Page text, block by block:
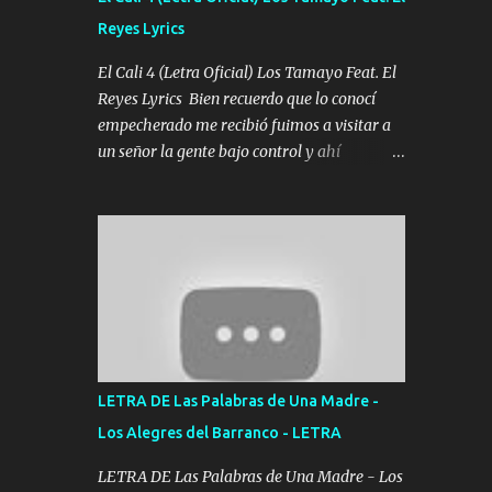
agarrar el vuelo y la mente y tranquilizando
Tomense un buen trago Y así es como
empezamos los versos que voy cantando
(Music) A vido alta y bajas La carreta se
atora Pero nunca le aflojamos Ya me han
pasado cosas Y aunque ustedes no sepan
es...
Reyes Lyrics
El Cali 4 (Letra Oficial) Los Tamayo Feat. El
Reyes Lyrics Bien recuerdo que lo conocí
empecherado me recibió fuimos a visitar a
un señor la gente bajo control y ahí
reglas no secuestr0 no r0bar De La C giró la
orden nos comanda el doble P bien firmes
con Alto PRIETO y la camisa es color Verde y
peleam0s la Bandera por todita a la ciudad
con los drones patrullando la Frontera De
blancas ya hace falta mi APA FLACO verde
se le extraña pa que sepan Aquí Pura GENTE
LETRA DE Las Palabras de Una Madre -
Los Alegres del Barranco - LETRA
LETRA DE Las Palabras de Una Madre - Los